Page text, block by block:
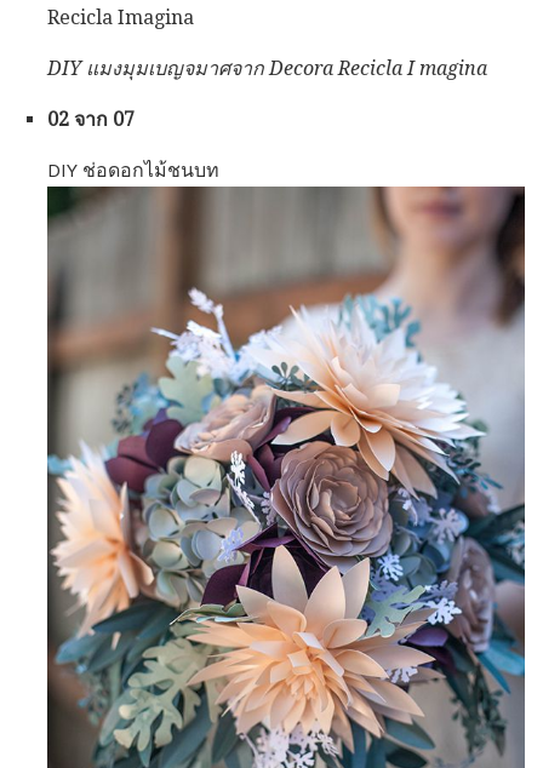
Recicla Imagina
DIY แมงมุมเบญจมาศจาก Decora Recicla I magina
02 จาก 07
DIY ช่อดอกไม้ชนบท